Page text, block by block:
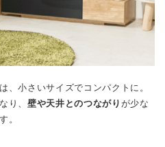
、小さいサイズでコンパクトに。
り、壁や天井とのつながり が少な
。